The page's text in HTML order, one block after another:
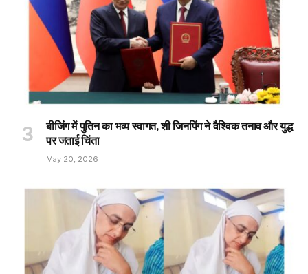
बीजिंग में पुतिन का भव्य स्वागत, शी जिनपिंग ने वैश्विक तनाव और युद्ध
पर जताई चिंता
May 20, 2026